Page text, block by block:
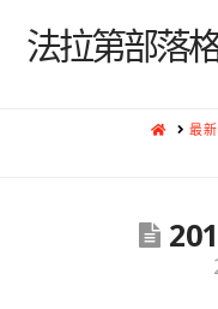
法拉第部落
HOME
最